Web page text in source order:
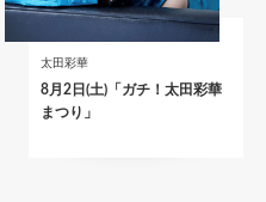
太田彩華
8月2日(土)「ガチ！太田彩華
まつり」